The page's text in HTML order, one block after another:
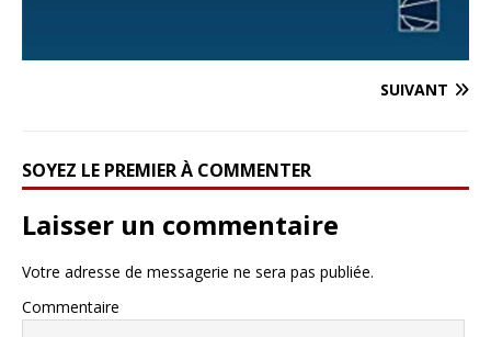
SUIVANT
SOYEZ LE PREMIER À COMMENTER
Laisser un commentaire
Votre adresse de messagerie ne sera pas publiée.
Commentaire